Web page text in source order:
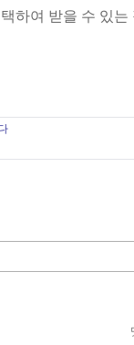
받을 수 있는 정